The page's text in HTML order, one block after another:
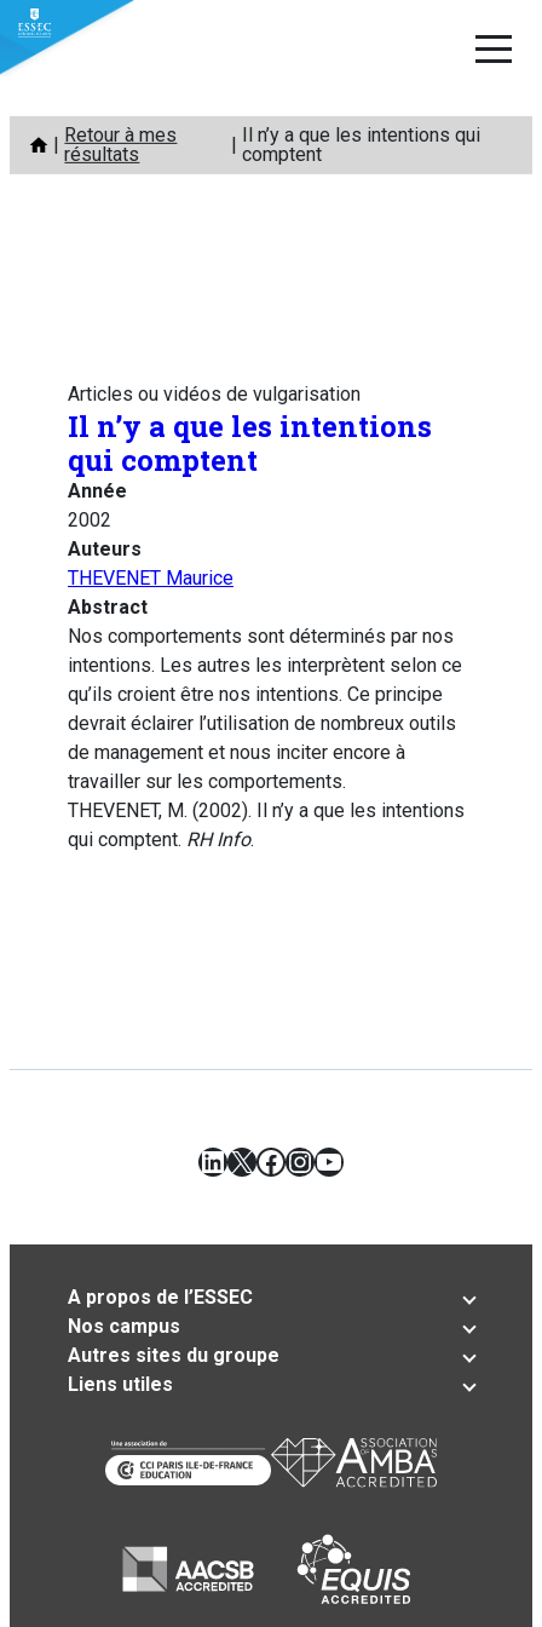
Aller
contenu
Retour à mes
résultats
Il n’y a que les intentions qui
comptent
Articles ou vidéos de vulgarisation
Il n’y a que les intentions
qui comptent
Année
2002
Auteurs
THEVENET Maurice
Abstract
Nos comportements sont déterminés par nos
intentions. Les autres les interprètent selon ce
qu’ils croient être nos intentions. Ce principe
devrait éclairer l’utilisation de nombreux outils
de management et nous inciter encore à
travailler sur les comportements.
THEVENET, M. (2002). Il n’y a que les intentions
qui comptent. RH Info.
LinkedIn
X Facebook
Instagram
YouTube
A propos de l’ESSEC
Nos campus
Autres sites du groupe
Liens utiles